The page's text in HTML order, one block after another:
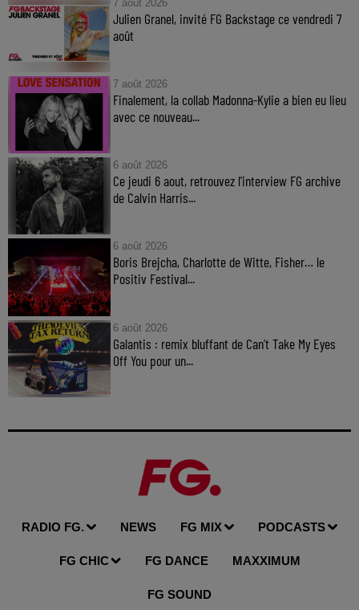
7 août 2026
Julien Granel, invité FG Backstage ce vendredi 7
août
7 août 2026
Finalement, la collab Madonna-Kylie a bien eu lieu
avec ce nouveau...
6 août 2026
Ce jeudi 6 aout, retrouvez l'interview FG archive
de Calvin Harris...
6 août 2026
Boris Brejcha, Charlotte de Witte, Fisher… le
Positiv Festival...
6 août 2026
Galantis : remix bluffant de Can’t Take My Eyes
Off You pour un...
RADIO FG. NEWS FG MIX PODCASTS
FG CHIC FG DANCE MAXXIMUM
FG SOUND